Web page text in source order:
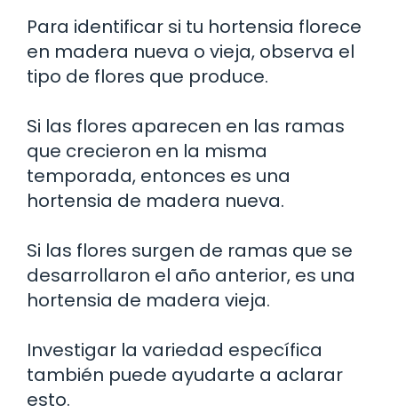
Para identificar si tu hortensia florece
en madera nueva o vieja, observa el
tipo de flores que produce.
Si las flores aparecen en las ramas
que crecieron en la misma
temporada, entonces es una
hortensia de madera nueva.
Si las flores surgen de ramas que se
desarrollaron el año anterior, es una
hortensia de madera vieja.
Investigar la variedad específica
también puede ayudarte a aclarar
esto.